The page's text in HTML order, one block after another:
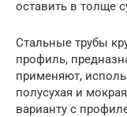
оставить в толще
Стальные трубы
профиль,
применяют,
полусухая и
варианту с